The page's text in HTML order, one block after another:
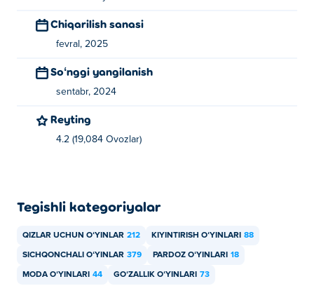
Poki saytida siz Fashion Odyssey Country2country
Mobil qurilmalar va ish stolida Fashion
olamanmi?
Chiqarilish sanasi
fevral, 2025
Soʻnggi yangilanish
sentabr, 2024
Reyting
4.2 (19,084 Ovozlar)
Tegishli kategoriyalar
QIZLAR UCHUN OʻYINLAR 212 KIYINTIRISH OʻYINLARI 88
SICHQONCHALI OʻYINLAR 379 PARDOZ OʻYINLARI 18
MODA OʻYINLARI 44 GOʻZALLIK OʻYINLARI 73